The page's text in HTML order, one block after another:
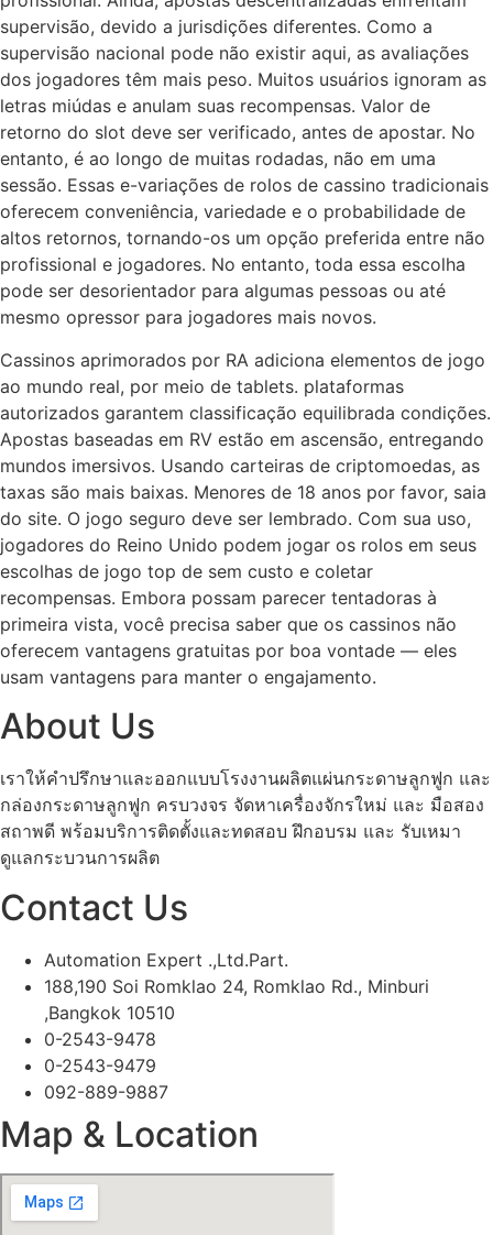
supervisão, devido a jurisdições diferentes. Como a
supervisão nacional pode não existir aqui, as avaliações
dos jogadores têm mais peso. Muitos usuários ignoram as
letras miúdas e anulam suas recompensas. Valor de
retorno do slot deve ser verificado, antes de apostar. No
entanto, é ao longo de muitas rodadas, não em uma
sessão. Essas e-variações de rolos de cassino tradicionais
oferecem conveniência, variedade e o probabilidade de
altos retornos, tornando-os um opção preferida entre não
profissional e jogadores. No entanto, toda essa escolha
pode ser desorientador para algumas pessoas ou até
mesmo opressor para jogadores mais novos.
Cassinos aprimorados por RA adiciona elementos de jogo
ao mundo real, por meio de tablets. plataformas
autorizados garantem classificação equilibrada condições.
Apostas baseadas em RV estão em ascensão, entregando
mundos imersivos. Usando carteiras de criptomoedas, as
taxas são mais baixas. Menores de 18 anos por favor, saia
do site. O jogo seguro deve ser lembrado. Com sua uso,
jogadores do Reino Unido podem jogar os rolos em seus
escolhas de jogo top de sem custo e coletar
recompensas. Embora possam parecer tentadoras à
primeira vista, você precisa saber que os cassinos não
oferecem vantagens gratuitas por boa vontade — eles
usam vantagens para manter o engajamento.
About Us
เราให้คำปรึกษาและออกแบบโรงงานผลิตแผ่นกระดาษลูกฟูก และ
กล่องกระดาษลูกฟูก ครบวงจร จัดหาเครื่องจักรใหม่ และ มือสอง
สถาพดี พร้อมบริการติดตั้งและทดสอบ ฝึกอบรม และ รับเหมา
ดูแลกระบวนการผลิต
Contact Us
Automation Expert .,Ltd.Part.
188,190 Soi Romklao 24, Romklao Rd., Minburi
,Bangkok 10510
0-2543-9478
0-2543-9479
092-889-9887
Map & Location